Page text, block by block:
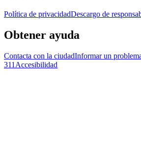
Política de privacidadDescargo de
Obtener ayuda
Contacta con la ciudadInformar un
311 Accesibilidad